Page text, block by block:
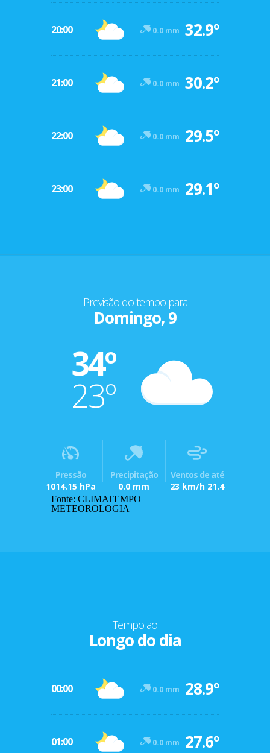
20:00 0.0 mm 32.9º
21:00 0.0 mm 30.2º
22:00 0.0 mm 29.5º
23:00 0.0 mm 29.1º
Previsão do tempo para
Domingo, 9
34º
23º
Pressão
1014.15 hPa
Precipitação
0.0 mm
Ventos de até
23 km/h 21.4
Fonte: CLIMATEMPO
METEOROLOGIA
Tempo ao
Longo do dia
00:00 0.0 mm 28.9º
01:00 0.0 mm 27.6º